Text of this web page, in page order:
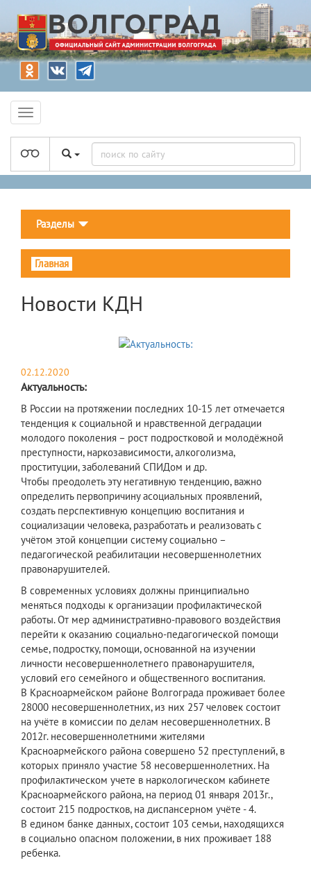
Разделы
Главная
Новости КДН
02.12.2020
Актуальность:
В России на протяжении последних 10-15 лет отмечается
тенденция к социальной и нравственной деградации
молодого поколения – рост подростковой и молодёжной
преступности, наркозависимости, алкоголизма,
проституции, заболеваний СПИДом и др.
Чтобы преодолеть эту негативную тенденцию, важно
определить первопричину асоциальных проявлений,
создать перспективную концепцию воспитания и
социализации человека, разработать и реализовать с
учётом этой концепции систему социально –
педагогической реабилитации несовершеннолетних
правонарушителей.
В современных условиях должны принципиально
меняться подходы к организации профилактической
работы. От мер административно-правового воздействия
перейти к оказанию социально-педагогической помощи
семье, подростку, помощи, основанной на изучении
личности несовершеннолетнего правонарушителя,
условий его семейного и общественного воспитания.
В Красноармейском районе Волгограда проживает более
28000 несовершеннолетних, из них 257 человек состоит
на учёте в комиссии по делам несовершеннолетних. В
2012г. несовершеннолетними жителями
Красноармейского района совершено 52 преступлений, в
которых приняло участие 58 несовершеннолетних. На
профилактическом учете в наркологическом кабинете
Красноармейского района, на период 01 января 2013г.,
состоит 215 подростков, на диспансерном учёте - 4.
В едином банке данных, состоит 103 семьи, находящихся
в социально опасном положении, в них проживает 188
ребенка.